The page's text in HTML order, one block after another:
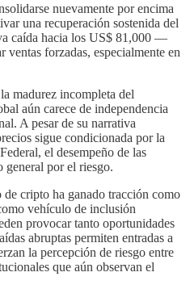
nuevamente por encima
una recuperación sostenida del
caída hacia los US$ 81,000 —
forzadas, especialmente en
madurez incompleta del
aún carece de independencia
A pesar de su narrativa
sigue condicionada por la
el desempeño de las
general por el riesgo.
cripto ha ganado tracción como
vehículo de inclusión
provocar tanto oportunidades
abruptas permiten entradas a
la percepción de riesgo entre
que aún observan el